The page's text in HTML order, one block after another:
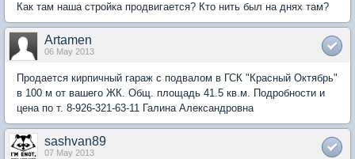
Как там наша стройка продвигается? Кто нить был на днях там?
Artamen
06 May 2013
Продается кирпичный гараж с подвалом в ГСК "Красный Октябрь"
в 100 м от вашего ЖК. Общ. площадь 41.5 кв.м. Подробности и
цена по т. 8-926-321-63-11 Галина Александровна
sashvan89
07 May 2013